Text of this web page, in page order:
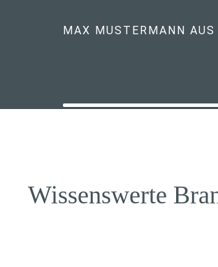
MAX MUSTERMANN
Wissenswerte